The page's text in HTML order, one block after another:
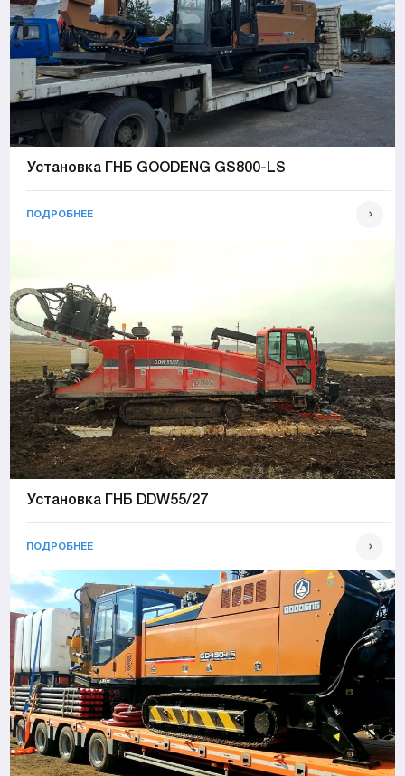
Установка ГНБ GOODENG GS800-LS
ПОДРОБНЕЕ
Установка ГНБ DDW55/27
ПОДРОБНЕЕ